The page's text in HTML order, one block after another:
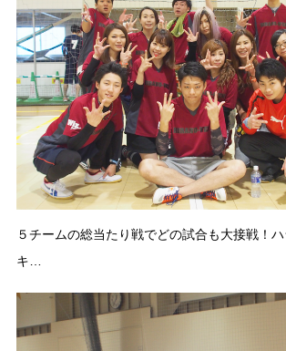
５チームの総当たり戦でどの試合も大接戦！
キ…